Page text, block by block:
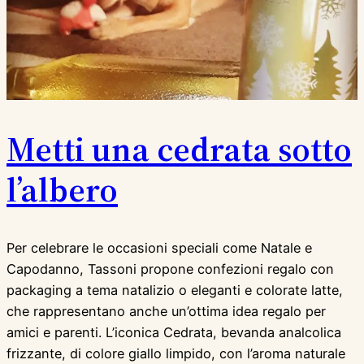
Metti una cedrata sotto
l’albero
Per celebrare le occasioni speciali come Natale e
Capodanno, Tassoni propone confezioni regalo con
packaging a tema natalizio o eleganti e colorate latte,
che rappresentano anche un’ottima idea regalo per
amici e parenti. L’iconica Cedrata, bevanda analcolica
frizzante, di colore giallo limpido, con l’aroma naturale